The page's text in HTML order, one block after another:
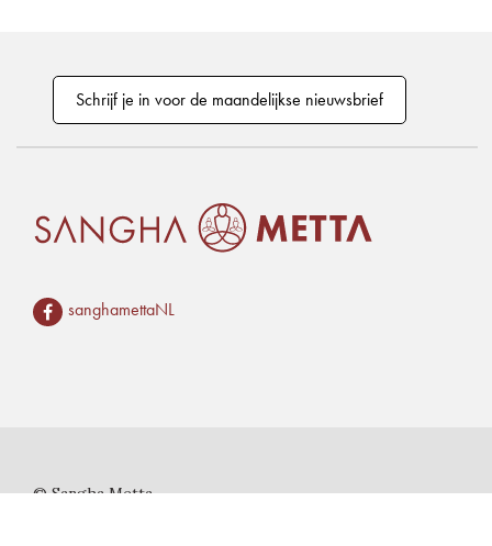
Schrijf je in voor de maandelijkse nieuwsbrief
sanghamettaNL
© Sangha Metta